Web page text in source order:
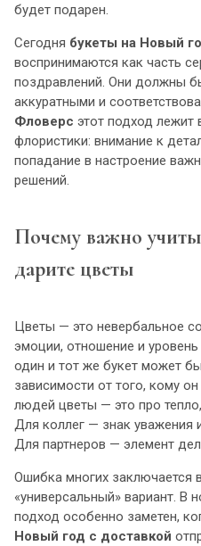
будет подарен.
Сегодня букеты на Новый
воспринимаются как часть
поздравлений. Они должны
аккуратными и
Фловерс этот подход лежит
флористики: внимание к
попадание в настроение
решений.
Почему важно
дарите цветы
Цветы — это невербальное
эмоции, отношение и
один и тот же букет может
зависимости от того, кому
людей цветы — это про
Для коллег — знак уважения
Для партнеров — элемент
Ошибка многих заключается
«универсальный» вариант. В
подход особенно заметен,
Новый год с доставкой